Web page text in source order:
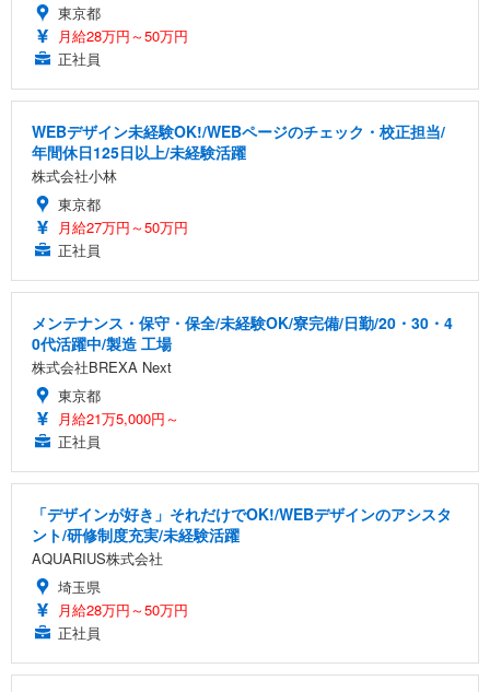
東京都
月給28万円～50万円
正社員
WEBデザイン未経験OK!/WEBページのチェック・校正担当/
年間休日125日以上/未経験活躍
株式会社小林
東京都
月給27万円～50万円
正社員
メンテナンス・保守・保全/未経験OK/寮完備/日勤/20・30・4
0代活躍中/製造 工場
株式会社BREXA Next
東京都
月給21万5,000円～
正社員
「デザインが好き」それだけでOK!/WEBデザインのアシスタ
ント/研修制度充実/未経験活躍
AQUARIUS株式会社
埼玉県
月給28万円～50万円
正社員